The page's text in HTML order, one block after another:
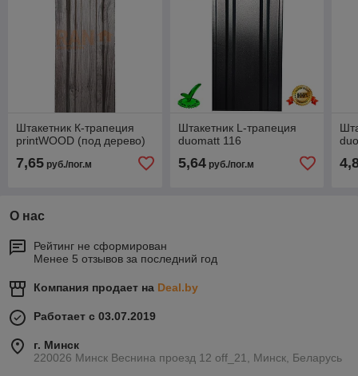
Штакетник К-трапеция
printWOOD (под дерево)
7,65 руб./пог.м
Штакетник L-трапеция
duomatt 116
5,64руб./пог.м
О нас
Рейтинг не сформирован
Менее 5 отзывов за последний год
Компания продает на Deal.by
Работает с 03.07.2019
г. Минск
220026 Минск Веснина проезд 12 off_21, Минск, Беларусь